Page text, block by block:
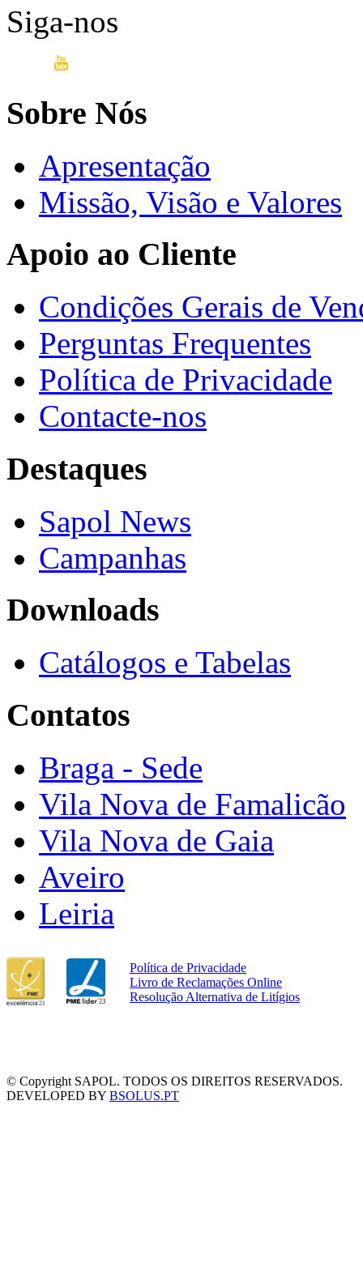
Siga-nos
Sobre Nós
Apresentação
Missão, Visão e Valores
Apoio ao Cliente
Condições Gerais de
Perguntas Frequentes
Política de Privacidade
Contacte-nos
Destaques
Sapol News
Campanhas
Downloads
Catálogos e Tabelas
Contatos
Braga - Sede
Vila Nova de Famalicão
Vila Nova de Gaia
Aveiro
Leiria
Política de Privacidade
Livro de Reclamações Online
Resolução Alternativa de Litígios
© Copyright SAPOL. TODOS OS DIREITOS RESERVADOS.
DEVELOPED BY BSOLUS.PT